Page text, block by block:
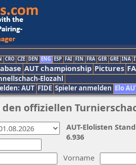
CRO CZE DEN ENG ESP FAI FIN FRA GER GRE INA
AUT championship Pictures
Elozahl
AUT FIDE Spieler anmelden Elo
offiziellen
Vorname
AUT-Elolisten
6.936